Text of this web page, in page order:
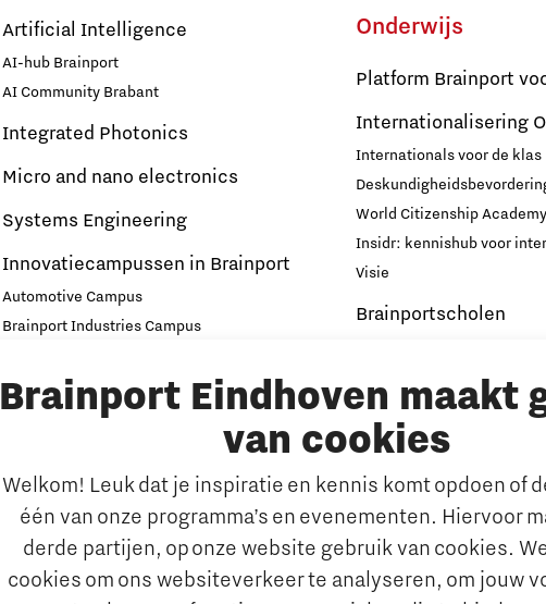
Brainport Eindhoven maakt
van cookies
Welkom! Leuk dat je inspiratie en kennis komt opdoen of
één van onze programma’s en evenementen. Hiervoor
derde partijen, op onze website gebruik van cookies.
cookies om ons websiteverkeer te analyseren, om jouw
Artificial Intelligence
AI-hub Brainport
AI Community Brabant
Integrated Photonics
Micro and nano electronics
Systems Engineering
Innovatiecampussen in Brainport
Automotive Campus
Brainport Industries Campus
Strijp District
TU/e Campus
Arbeidsmarkt
Aantrekken en behouden van talent
Internationaal talent aantrekken en
behouden
Onderwijs
Platform Brainport
Internationalisering
Internationals voor de klas
World Citizenship Academy
Insidr: kennishub voor
Visie
Brainportscholen
Publicaties Brainport
Onderwijs
Whitepapers &
Nieuwsbrief
Insidr wijst
de weg in